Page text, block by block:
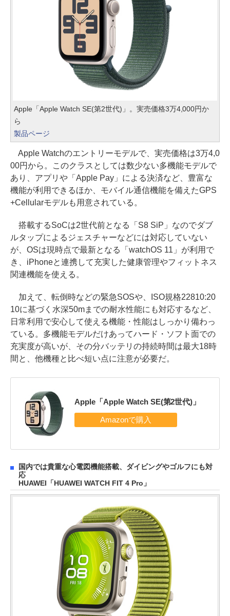
Apple「Apple Watch SE(第2世代)」。実売価格3万4,000円か
ら
製品ページ
Apple Watchのエントリーモデルで、実売価格は3万4,0
00円から。このクラスとしては数少ない多機能モデルで
あり、アプリや「Apple Pay」による決済など、豊富な
機能が利用できるほか、モバイル通信機能を備えたGPS
+Cellularモデルも用意されている。
搭載するSoCは2世代前となる「S8 SiP」なのでダブ
ルタップによるジェスチャーなどには対応していない
が、OSは現時点で最新となる「watchOS 11」が利用で
き、iPhoneと連携して充実した健康管理やフィットネス
関連機能を使える。
加えて、転倒時などの緊急SOSや、ISO規格22810:20
10に基づく水深50mまでの耐水性能にも対応するなど、
日常利用で安心して使える機能・性能はしっかり備わっ
ている。多機能モデルだけあってハード・ソフト面での
充実度が高いが、その分バッテリの持続時間は最大18時
間と、他機種と比べ短い点に注意が必要だ。
Apple「Apple Watch SE(第2世代)」
国内では貴重な心電図機能搭載、ダイビングやゴルフにも対
応
HUAWEI「HUAWEI WATCH FIT 4 Pro」